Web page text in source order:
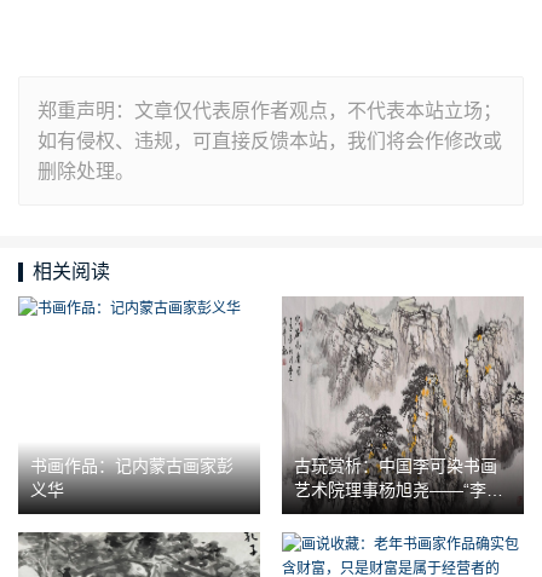
郑重声明：文章仅代表原作者观点，不代表本站立场；
如有侵权、违规，可直接反馈本站，我们将会作修改或
删除处理。
相关阅读
书画作品：记内蒙古画家彭
义华
古玩赏析：中国李可染书画
艺术院理事杨旭尧——“李家
山水”经典传承